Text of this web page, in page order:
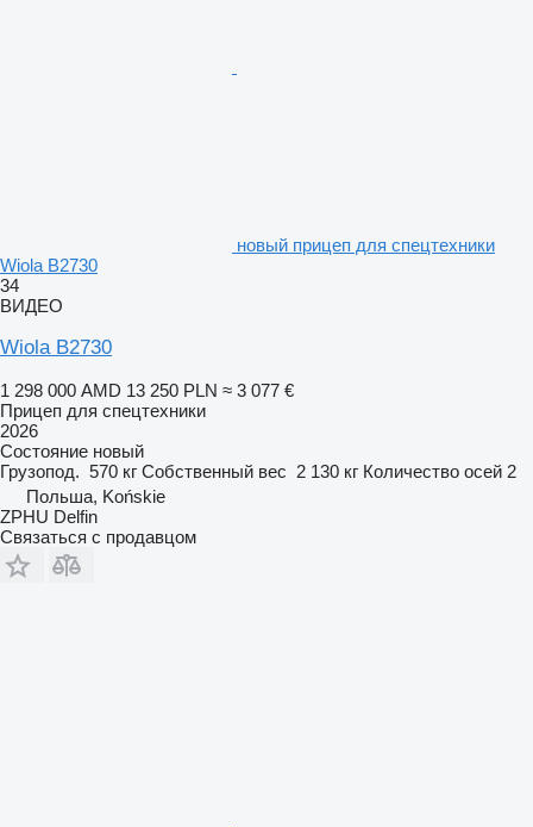
новый прицеп для спецтехники
Wiola B2730
34
ВИДЕО
Wiola B2730
1 298 000 AMD 13 250 PLN ≈ 3 077 €
Прицеп для спецтехники
2026
Состояние новый
Грузопод. 570 кг Собственный вес 2 130 кг Количество осей 2
Польша, Końskie
ZPHU Delfin
Связаться с продавцом